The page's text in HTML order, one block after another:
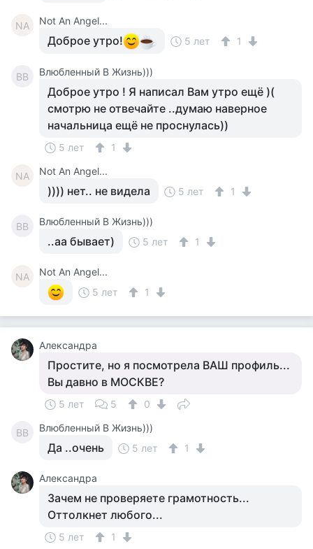
NA Not An Angel...
Доброе утро! 5 лет 1
ВВ Влюбленный В Жизнь)))
Доброе утро ! Я написал Вам утро ещё )(
смотрю не отвечайте ..думаю наверное
начальница ещё не проснулась))
5 лет 1
NA Not An Angel...
)))) нет.. не видела 5 лет 1
ВВ Влюбленный В Жизнь)))
..аа бывает) 5 лет 1
NA
Not An Angel...
5 лет
1
Александра
Простите, но я посмотрела ВАШ профиль...
Вы давно в МОСКВЕ?
5 лет 5 0
ВВ Влюбленный В Жизнь)))
Да ..очень 5 лет 1
Александра
Зачем не проверяете грамотность...
Оттолкнет любого...
5 лет 1